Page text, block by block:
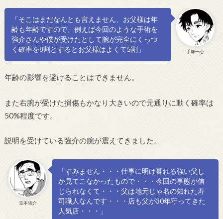
手塚一心
「そこはまだなんとも言えません、お父様は年
齢も年齢ですので、例えば今回のような手術を
強介さんや僕が受けたとして腕が完全にくっつ
く確率を8割とするとお父様はよくて5割」
年齢の影響を避けることはできません。
また右腕が受けた損傷もかなり大きいので元通りに動く確率は
50%程度です。
説明を受けている強介の腕が震えてきました。
堂本強介
「すみません・・・仕事に明け暮れる強い父し
か見てこなかったもので・・・今回の事態が信
じられなくて・・・父は地元じゃ名の知れた寿
司職人なんです・・・店も父が30年守ってきた
人気店・・・」